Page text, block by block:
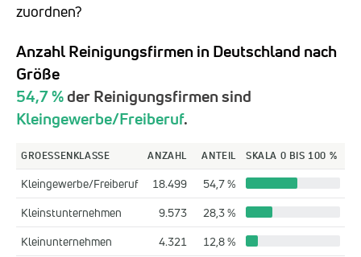
zuordnen?
Anzahl Reinigungsfirmen in Deutschland nach
Größe
54,7 %der Reinigungsfirmen sind
Kleingewerbe/Freiberuf.
GROESSENKLASSE ANZAHL ANTEIL SKALA 0 BIS 100 %
Kleingewerbe/Freiberuf 18.499
54,7 %
Kleinstunternehmen
9.573
28,3 %
Kleinunternehmen
4.321 12,8 %